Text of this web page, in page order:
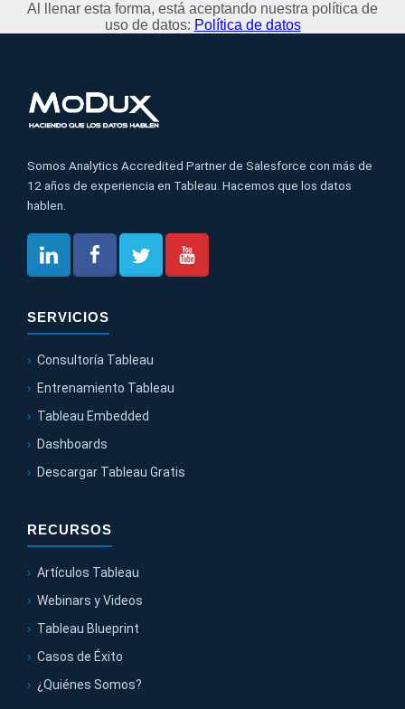
Al llenar esta forma, está aceptando nuestra política de
uso de datos: Política de datos
Somos Analytics Accredited Partner de Salesforce con más de
12 años de experiencia en Tableau. Hacemos que los datos
hablen.
SERVICIOS
Consultoría Tableau
Entrenamiento Tableau
Tableau Embedded
Dashboards
Descargar Tableau Gratis
RECURSOS
Artículos Tableau
Webinars y Videos
Tableau Blueprint
Casos de Éxito
¿Quiénes Somos?